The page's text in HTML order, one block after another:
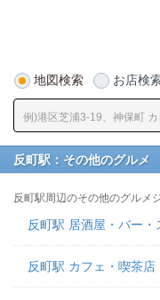
地図検索 お店検
反町駅：その他のグルメ
反町駅周辺のその他のグルメ
反町駅 居酒屋・バー・
反町駅 カフェ・喫茶店